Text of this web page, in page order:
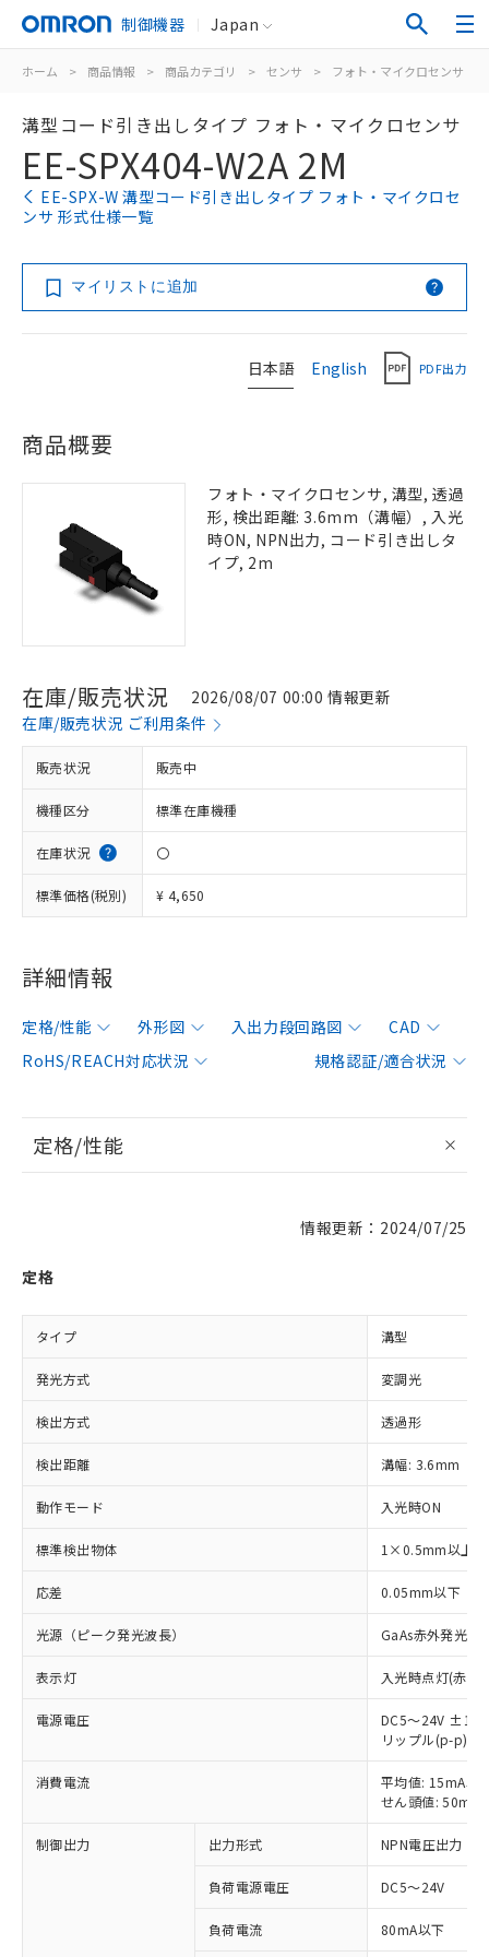
制御機器 Japan
ホーム > 商品情報 > 商品カテゴリ > センサ > フォト・マイクロセンサ
溝型コード引き出しタイプ フォト・マイクロセンサ
EE-SPX404-W2A 2M
EE-SPX-W 溝型コード引き出しタイプ フォト・マイクロセ
ンサ 形式仕様一覧
マイリストに追加
日本語 English PDF出力
商品概要
フォト・マイクロセンサ, 溝型, 透過
形, 検出距離: 3.6mm（溝幅）, 入光
時ON, NPN出力, コード引き出しタ
イプ, 2m
在庫/販売状況
2026/08/07 00:00 情報更新
在庫/販売状況 ご利用条件
販売状況 販売中
機種区分 標準在庫機種
在庫状況 〇
標準価格(税別) ¥ 4,650
詳細情報
定格/性能 外形図 入出力段回路図
CAD
RoHS/REACH対応状況
規格認証/適合状況
定格/性能
情報更新：2024/07/25
定格
タイプ 溝型
発光方式 変調光
検出方式 透過形
検出距離 溝幅: 3.6mm
動作モード 入光時ON
標準検出物体 1×0.5mm以上の
応差 0.05mm以下
光源（ピーク発光波長） GaAs赤外発光ダ
表示灯 入光時点灯(赤色)
電源電圧
DC5～24V
リップル(p-p)
消費電流
平均値: 15mA以
せん頭値: 50mA
制御出力 出力形式 NPN電圧出力
負荷電源電圧 DC5～24V
負荷電流 80mA以下
ご利用条件
以下の条件をお読みいただき、同意のうえ
対応済み：EU RoHS指令（10物質）の
す。
対応予定：EU RoHS指令（10物質）の非含
有に対応した製品に切り替える予定のある
対応予定なし：EU RoHS指令（10物質）の